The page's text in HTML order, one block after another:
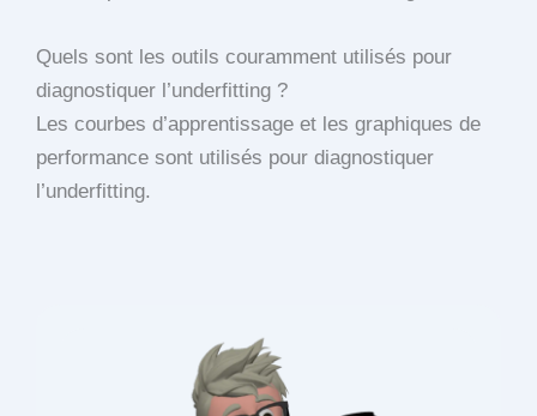
Quels sont les outils couramment utilisés pour
diagnostiquer l’underfitting ?
Les courbes d’apprentissage et les graphiques de
performance sont utilisés pour diagnostiquer
l’underfitting.